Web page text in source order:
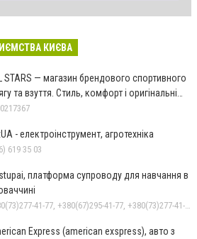
КИЄВА
STARS — магазин брендового спортивного
та взуття. Стиль, комфорт і оригінальні
- електроінструмент, агротехніка
619 35 03
платформа супроводу для навчання в
Express (american exspress), авто з